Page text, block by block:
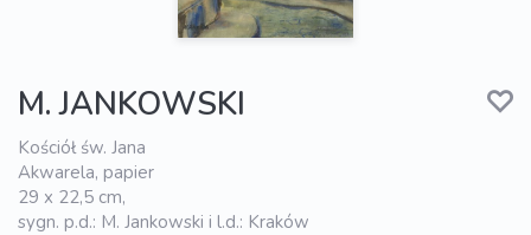
M. JANKOWSKI
Kościół św. Jana
Akwarela, papier
29 x 22,5 cm,
sygn. p.d.: M. Jankowski i l.d.: Kraków